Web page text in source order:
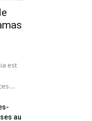
est
au